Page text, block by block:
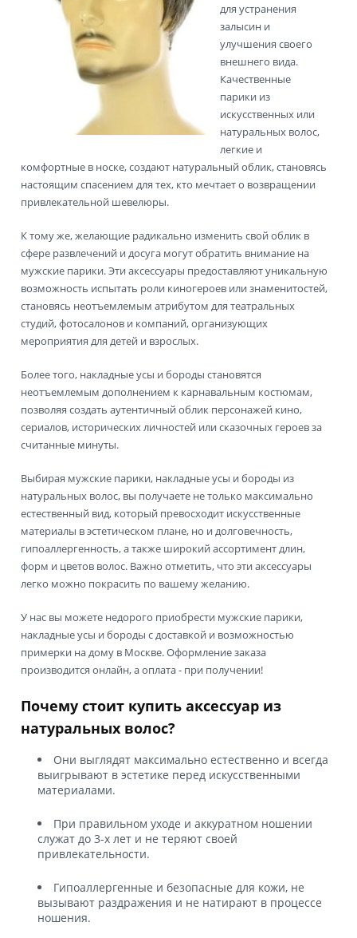
для устранения
залысин и
улучшения своего
внешнего вида.
Качественные
парики из
искусственных или
натуральных волос,
легкие и
комфортные в носке, создают натуральный облик, становясь
настоящим спасением для тех, кто мечтает о возвращении
привлекательной шевелюры.
К тому же, желающие радикально изменить свой облик в
сфере развлечений и досуга могут обратить внимание на
мужские парики. Эти аксессуары предоставляют уникальную
возможность испытать роли киногероев или знаменитостей,
становясь неотъемлемым атрибутом для театральных
студий, фотосалонов и компаний, организующих
мероприятия для детей и взрослых.
Более того, накладные усы и бороды становятся
неотъемлемым дополнением к карнавальным костюмам,
позволяя создать аутентичный облик персонажей кино,
сериалов, исторических личностей или сказочных героев за
считанные минуты.
Выбирая мужские парики, накладные усы и бороды из
натуральных волос, вы получаете не только максимально
естественный вид, который превосходит искусственные
материалы в эстетическом плане, но и долговечность,
гипоаллергенность, а также широкий ассортимент длин,
форм и цветов волос. Важно отметить, что эти аксессуары
легко можно покрасить по вашему желанию.
У нас вы можете недорого приобрести мужские парики,
накладные усы и бороды с доставкой и возможностью
примерки на дому в Москве. Оформление заказа
производится онлайн, а оплата - при получении!
Почему стоит купить аксессуар из
натуральных волос?
Они выглядят максимально естественно и всегда
выигрывают в эстетике перед искусственными
материалами.
При правильном уходе и аккуратном ношении
служат до 3-х лет и не теряют своей
привлекательности.
Гипоаллергенные и безопасные для кожи, не
вызывают раздражения и не натирают в процессе
ношения.